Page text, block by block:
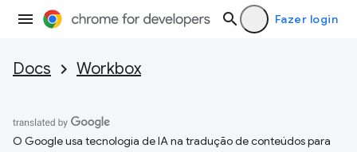
Fazer login
Docs Workbox
O Google usa tecnologia de IA na tradução de conteúdos para